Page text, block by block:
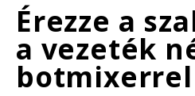
Érezze a
a vezeték
botmixerrel